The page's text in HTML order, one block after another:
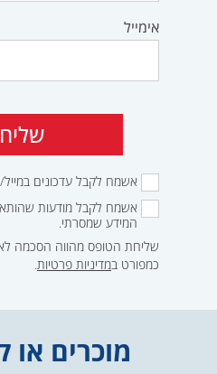
אימייל
אשמח לקבל עדכונים
אשמח לקבל מודעות
המידע שמסרתי.
שליחת הטופס מהווה הסכמה
כמפורט במדיניות פרטיות.
מוכרים או